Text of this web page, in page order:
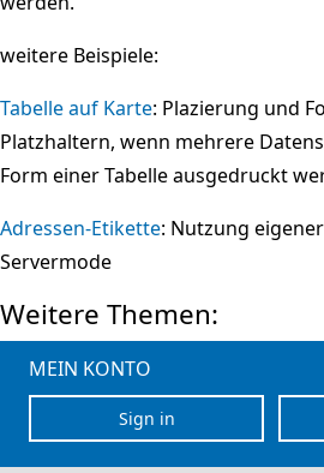
weitere Beispiele:
Tabelle auf Karte: Plazierung und
Platzhaltern, wenn mehrere
Form einer Tabelle ausgedruckt
Adressen-Etikette: Nutzung
Servermode
Weitere Themen:
MEIN KONTO
Sign in